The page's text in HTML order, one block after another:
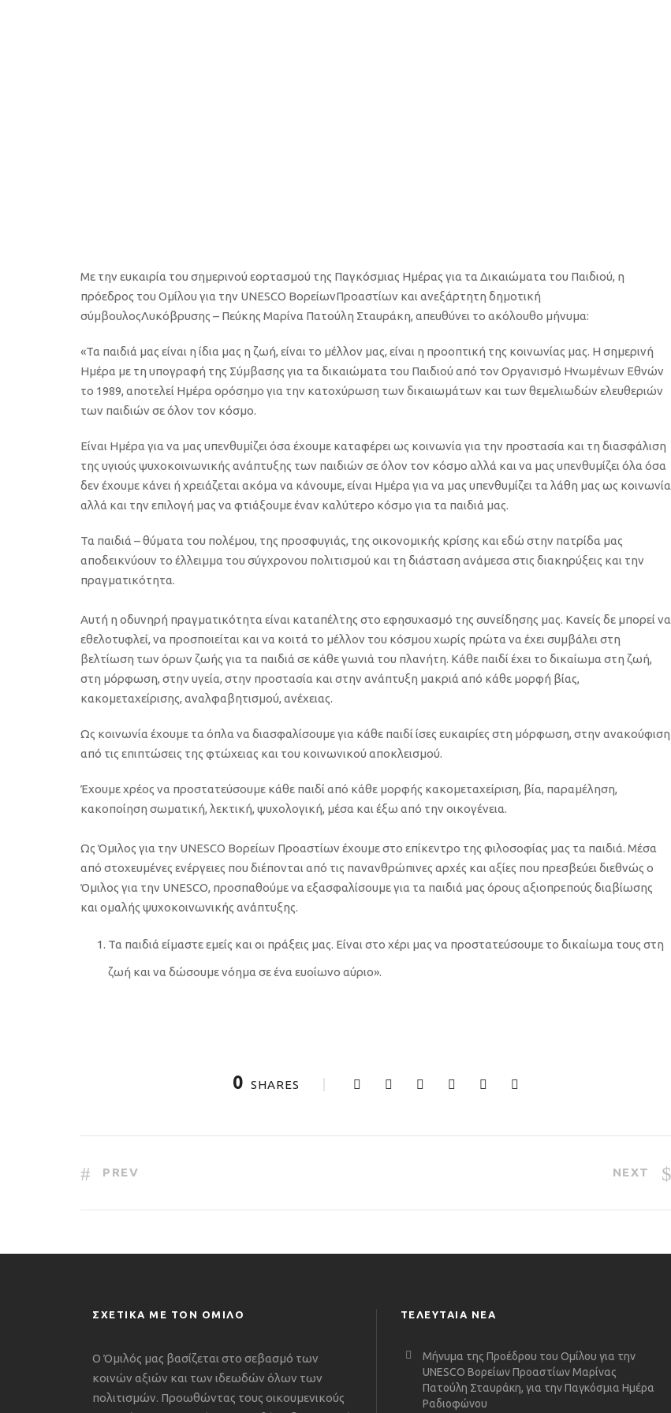
Με την ευκαιρία του σημερινού εορτασμού της Παγκόσμιας Ημέρας για τα Δικαιώματα του Παιδιού, η
πρόεδρος του Ομίλου για την UNESCO ΒορείωνΠροαστίων και ανεξάρτητη δημοτική
σύμβουλοςΛυκόβρυσης – Πεύκης Μαρίνα Πατούλη Σταυράκη, απευθύνει το ακόλουθο μήνυμα:
«Τα παιδιά μας είναι η ίδια μας η ζωή, είναι το μέλλον μας, είναι η προοπτική της κοινωνίας μας. Η σημερινή
Ημέρα με τη υπογραφή της Σύμβασης για τα δικαιώματα του Παιδιού από τον Οργανισμό Ηνωμένων Εθνών
το 1989, αποτελεί Ημέρα ορόσημο για την κατοχύρωση των δικαιωμάτων και των θεμελιωδών ελευθεριών
των παιδιών σε όλον τον κόσμο.
Είναι Ημέρα για να μας υπενθυμίζει όσα έχουμε καταφέρει ως κοινωνία για την προστασία και τη διασφάλιση
της υγιούς ψυχοκοινωνικής ανάπτυξης των παιδιών σε όλον τον κόσμο αλλά και να μας υπενθυμίζει όλα όσα
δεν έχουμε κάνει ή χρειάζεται ακόμα να κάνουμε, είναι Ημέρα για να μας υπενθυμίζει τα λάθη μας ως κοινωνία
αλλά και την επιλογή μας να φτιάξουμε έναν καλύτερο κόσμο για τα παιδιά μας.
Τα παιδιά –θύματα του πολέμου, της προσφυγιάς, της οικονομικής κρίσης και εδώ στην πατρίδα μας
αποδεικνύουν το έλλειμμα του σύγχρονου πολιτισμού και τη διάσταση ανάμεσα στις διακηρύξεις και την
πραγματικότητα.
Αυτή η οδυνηρή πραγματικότητα είναι καταπέλτης στο εφησυχασμό της συνείδησης μας. Κανείς δε μπορεί να
εθελοτυφλεί, να προσποιείται και να κοιτά το μέλλον του κόσμου χωρίς πρώτα να έχει συμβάλει στη
βελτίωση των όρων ζωής για τα παιδιά σε κάθε γωνιά του πλανήτη. Κάθε παιδί έχει το δικαίωμα στη ζωή,
στη μόρφωση, στην υγεία, στην προστασία και στην ανάπτυξη μακριά από κάθε μορφή βίας,
κακομεταχείρισης, αναλφαβητισμού, ανέχειας.
Ως κοινωνία έχουμε τα όπλα να διασφαλίσουμεγια κάθε παιδί ίσες ευκαιρίες στη μόρφωση, στην ανακούφιση
από τις επιπτώσεις της φτώχειας και του κοινωνικού αποκλεισμού.
Έχουμε χρέος να προστατεύσουμε κάθε παιδί από κάθε μορφής κακομεταχείριση, βία, παραμέληση,
κακοποίηση σωματική, λεκτική, ψυχολογική, μέσα και έξω από την οικογένεια.
Ως Όμιλος για την UNESCO Βορείων Προαστίων έχουμε στο επίκεντρο της φιλοσοφίας μας τα παιδιά. Μέσα
από στοχευμένες ενέργειες που διέπονται από τις πανανθρώπινες αρχές και αξίες που πρεσβεύει διεθνώς ο
Όμιλος για την UNESCO, προσπαθούμε να εξασφαλίσουμε για τα παιδιά μας όρους αξιοπρεπούς διαβίωσης
και ομαλής ψυχοκοινωνικής ανάπτυξης.
Τα παιδιά είμαστεεμείς και οι πράξεις μας. Είναι στο χέρι μας να προστατεύσουμε το δικαίωμα τους στη
ζωή και να δώσουμε νόημα σε ένα ευοίωνο αύριο».
0 SHARES
PREV NEXT
ΣΧΕΤΙΚΑ ΜΕ ΤΟΝ ΟΜΙΛΟ
Ο Όμιλός μας βασίζεται στο σεβασμό των
κοινών αξιών και των ιδεωδών όλων των
πολιτισμών. Προωθώντας τους οικουμενικούς
ΤΕΛΕΥΤΑΙΑ ΝΕΑ
Μήνυμα της Προέδρου του Ομίλου για την
UNESCO Βορείων Προαστίων Μαρίνας
Πατούλη Σταυράκη, για την Παγκόσμια Ημέρα
Ραδιοφώνου